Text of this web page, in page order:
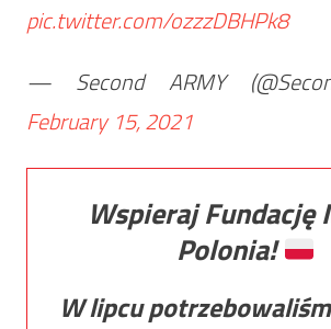
pic.twitter.com/ozzzDBHPk8
— Second ARMY
February 15, 2021
Wspieraj Fundację
Polonia!
W lipcu